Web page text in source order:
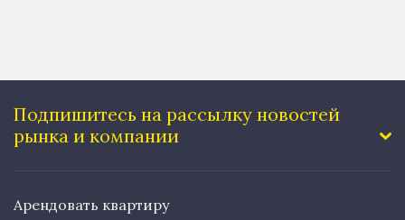
Подпишитесь на рассылку новостей
рынка и компании
Арендовать квартиру